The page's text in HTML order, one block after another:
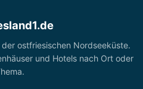
ostfriesischen Nordseeküste.
und Hotels nach Ort oder